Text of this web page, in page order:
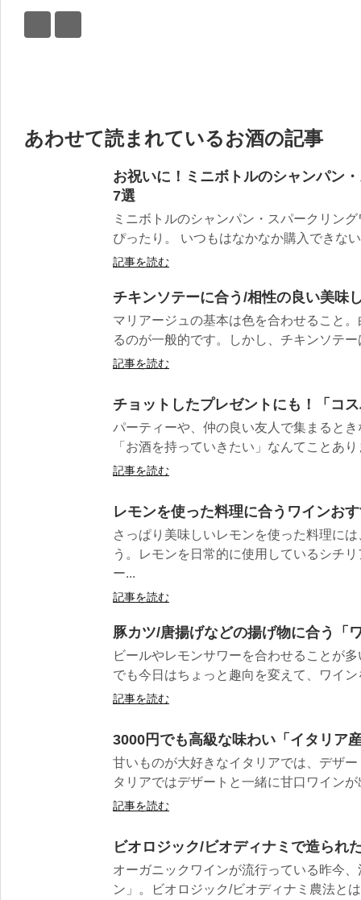
あわせて読まれているお酒の記事
お祝いに！ミニボトルのシャンパン
7選
ミニボトルのシャンパン・スパークリン
ぴったり。 いつもはなかなか購入できな
記事を読む
チキンソテーに合う/相性の良い美味
マリアージュの基本は色を合わせること
るのが一般的です。しかし、チキンソテ
記事を読む
チョットしたプレゼントにも！「コ
パーティーや、仲の良い友人で集まると
「お酒を持っていきたい」なんてことあ
記事を読む
レモンを使った料理に合うワインお
さっぱり美味しいレモンを使った料理に
う。レモンを日常的に使用しているシチ
ー...
記事を読む
豚カツ/唐揚げなどの揚げ物に合う「
ビールやレモンサワーを合わせることが
でも今日はちょっと趣向を変えて、ワイ
記事を読む
3000円でも高級な味わい「イタリア
甘いものが大好きなイタリアでは、デザ
タリアではデザートと一緒に甘口ワイン
記事を読む
ビオロジック/ビオディナミで造られ
オーガニックワインが流行っている昨今
ン」。ビオロジック/ビオディナミ農法と